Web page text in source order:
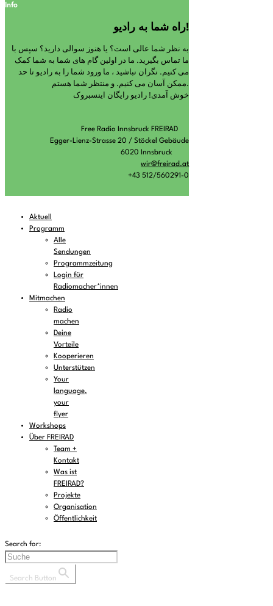
Info
راه شما به رادیو!
به نظر شما عالی است؟ یا هنوز سوالی دارید؟ سپس با
ما تماس بگیرید. ما در اولین گام های شما به شما کمک
می کنیم. نگران نباشید ، ما ورود شما را به رادیو تا حد
ممکن آسان می کنیم. و منتظر شما هستم.
خوش آمدی! رادیو رایگان اینسبروک
Free Radio Innsbruck FREIRAD
Egger-Lienz-Strasse 20 / Stöckel Gebäude
6020 Innsbruck
wir@freirad.at
+43 512/560291-0
Aktuell
Programm
Alle
Sendungen
Programmzeitung
Login für
Radiomacher*innen
Mitmachen
Radio
machen
Deine
Vorteile
Kooperieren
Unterstützen
Your
language,
your
flyer
Workshops
Über FREIRAD
Team +
Kontakt
Was ist
FREIRAD?
Projekte
Organisation
Öffentlichkeit
Search for:
Search Button